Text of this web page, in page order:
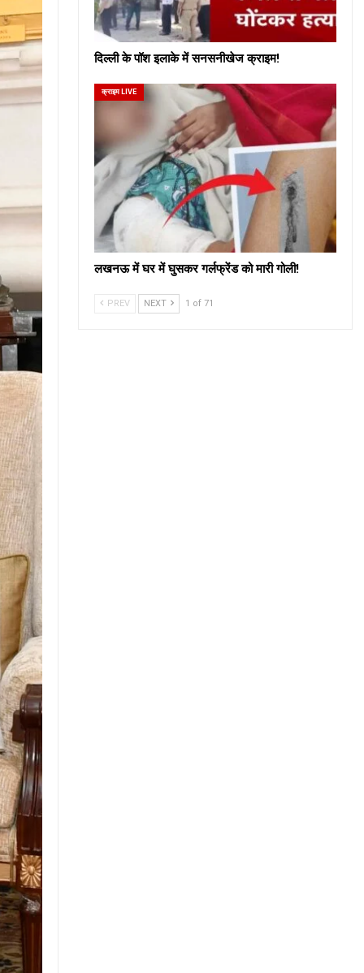
दिल्ली के पॉश इलाके में सनसनीखेज क्राइम!
क्राइम LIVE
लखनऊ में घर में घुसकर गर्लफ्रेंड को मारी गोली!
PREV NEXT 1 of 71